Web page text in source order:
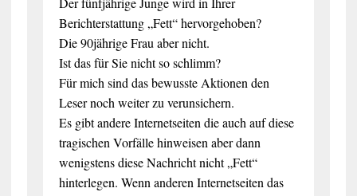
Berichterstattung „Fett“ hervorgehoben?
Die 90jährige Frau aber nicht.
Ist das für Sie nicht so schlimm?
Für mich sind das bewusste Aktionen den
Leser noch weiter zu verunsichern.
Es gibt andere Internetseiten die auch auf diese
tragischen Vorfälle hinweisen aber dann
wenigstens diese Nachricht nicht „Fett“
hinterlegen. Wenn anderen Internetseiten das